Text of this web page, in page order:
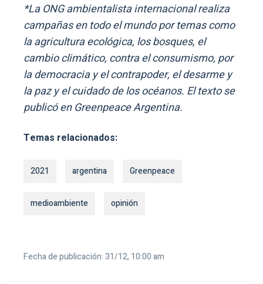
*La ONG ambientalista internacional realiza
campañas en todo el mundo por temas como
la agricultura ecológica, los bosques, el
cambio climático, contra el consumismo, por
la democracia y el contrapoder, el desarme y
la paz y el cuidado de los océanos. El texto se
publicó en Greenpeace Argentina.
Temas relacionados:
2021 argentina Greenpeace
medioambiente opinión
Fecha de publicación: 31/12, 10:00 am